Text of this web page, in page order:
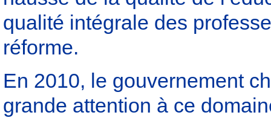
qualité intégrale des
réforme.
En 2010, le gouvernement
grande attention à ce